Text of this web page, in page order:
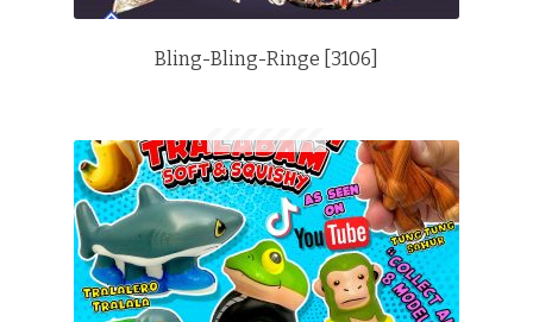
Bling-Bling-Ringe [3106]